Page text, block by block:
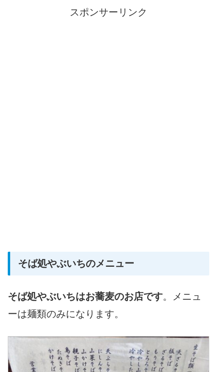
スポンサーリンク
そば処やぶいちのメニュー
そば処やぶいちはお蕎麦のお店です。メニュ
ーは麺類のみになります。